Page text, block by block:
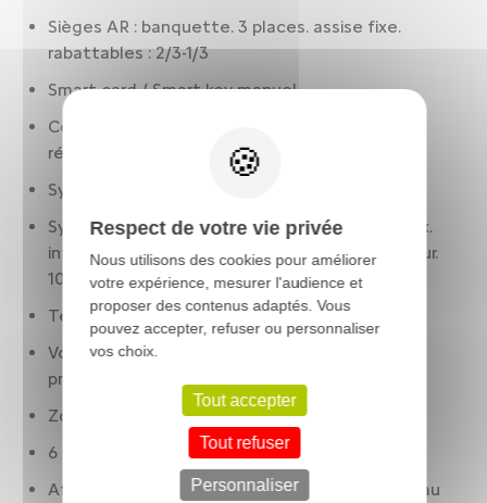
Sièges AR : banquette. 3 places. assise fixe.
rabattables : 2/3-1/3
Smart card / Smart key manuel
Contrôle des phares: allumage automatique.
réglage en hauteur automatique
Système anti collision
Système de navigation: visualisation 3D et voix.
info trafic. avec écran tactile. affichage couleur.
10.00 pouces. 25.4 et 36
Température extérieure
Volant cuir. réglable en hauteur. réglable en
profondeur. multi-fonctions
Zone de recharge par induction
6 airbags
Affichage multi-fonctions: 3.90 pouces. panneau
Respect de votre vie privée
Nous utilisons des cookies pour améliorer
votre expérience, mesurer l'audience et
proposer des contenus adaptés. Vous
pouvez accepter, refuser ou personnaliser
vos choix.
Tout accepter
Tout refuser
Personnaliser